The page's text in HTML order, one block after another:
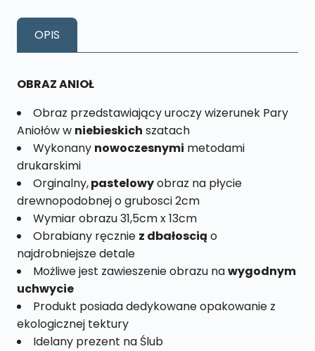
Niebieska
Rozmiar
nr.
OPIS
OBRAZ ANIOŁ
Obraz przedstawiający uroczy wizerunek Pary
Aniołów w niebieskich szatach
Wykonany nowoczesnymi metodami
drukarskimi
Orginalny,pastelowyobraz na płycie
drewnopodobnej o grubosci 2cm
Wymiar obrazu 31,5cm x 13cm
Obrabiany ręcznie z dbałoscią o
najdrobniejsze detale
Możliwe jest zawieszenie obrazu nawygodnym
uchwycie
Produkt posiada dedykowane opakowanie z
ekologicznej tektury
Idelany prezent na Ślub